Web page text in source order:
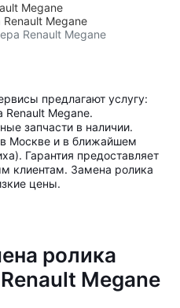
Megane
Megane
Renault Megane
предлагают услугу:
Megane.
запчасти в наличии.
Москве и в ближайшем
Гарантия предоставляет
клиентам. Замена ролика
цены.
ролика
Megane